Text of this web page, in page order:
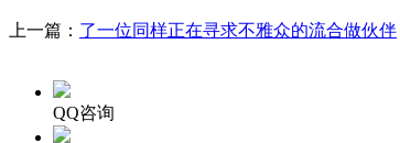
上一篇： 了一位同样正在寻求不雅众的流合做伙伴
QQ咨询